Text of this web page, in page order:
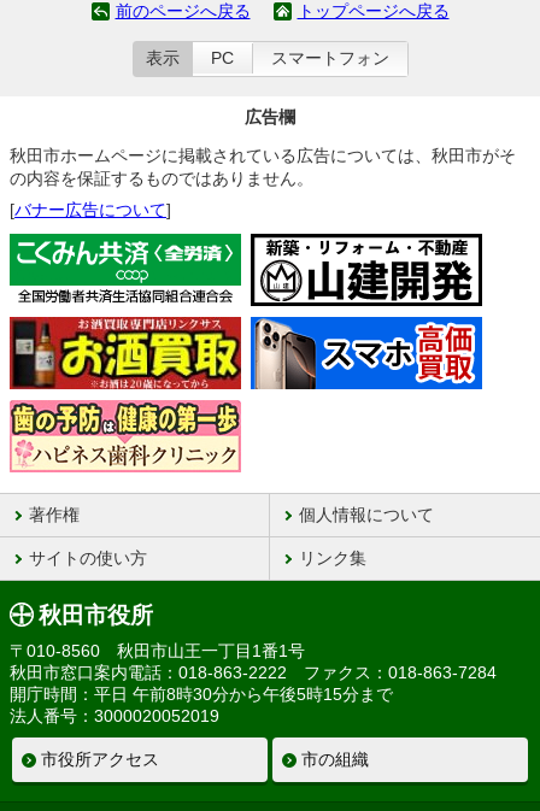
前のページへ戻る トップページへ戻る
表示 PC スマートフォン
広告欄
秋田市ホームページに掲載されている広告については、秋田市がそ
の内容を保証するものではありません。
[バナー広告について]
著作権 個人情報について
サイトの使い方 リンク集
秋田市役所
〒010-8560 秋田市山王一丁目1番1号
秋田市窓口案内電話：018-863-2222 ファクス：018-863-7284
開庁時間：平日 午前8時30分から午後5時15分まで
法人番号：3000020052019
市役所アクセス 市の組織